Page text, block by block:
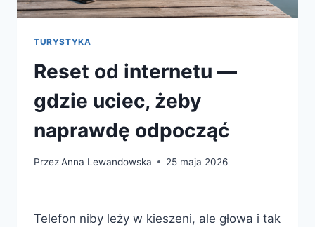
TURYSTYKA
Reset od internetu —
gdzie uciec, żeby
naprawdę odpocząć
PrzezAnna Lewandowska 25 maja 2026
Telefon niby leży w kieszeni, ale głowa i tak